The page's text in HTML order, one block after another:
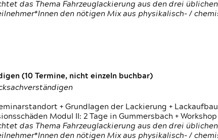
das Thema Fahrzeuglackierung aus den drei
den nötigen Mix aus physikalisch- /
(10 Termine, nicht einzeln buchbar)
+ Grundlagen der Lackierung +
Modul II: 2 Tage in Gummersbach +
das Thema Fahrzeuglackierung aus den drei
den nötigen Mix aus physikalisch- /